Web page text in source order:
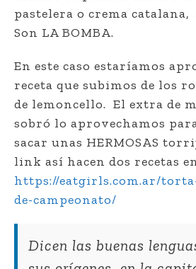
pastelera o crema catalana,
Son LA BOMBA.
En este caso estaríamos
receta que subimos de los
de lemoncello. El extra de
sobró lo aprovechamos
sacar unas HERMOSAS
link así hacen dos recetas
https://eatgirls.com.ar/
de-campeonato/
Dicen las buenas